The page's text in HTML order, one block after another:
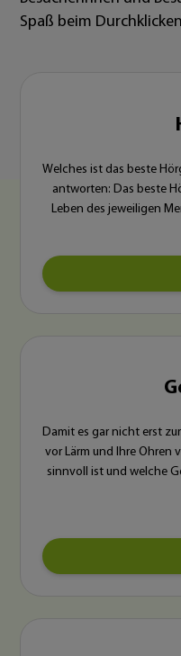
Spaß beim
Welches ist das beste
antworten: Das beste
Leben des jeweiligen
Damit es gar nicht erst
vor Lärm und Ihre Ohren
sinnvoll ist und welche